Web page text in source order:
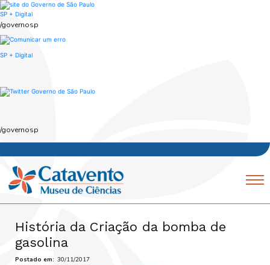
Skip
to
main
SP + Digital
/governosp
SP + Digital
/governosp
Navegação
principal
Mobile
História da Criação da bomba de
gasolina
Postado em 30/11/2017